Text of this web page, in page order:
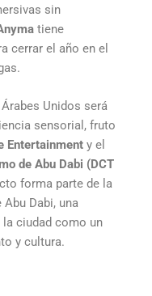
sin
tiene
cerrar el año en el
Unidos será
sensorial, fruto
Entertainment y el
de Abu Dabi (DCT
forma parte de la
Abu Dabi, una
ciudad como un
y cultura.